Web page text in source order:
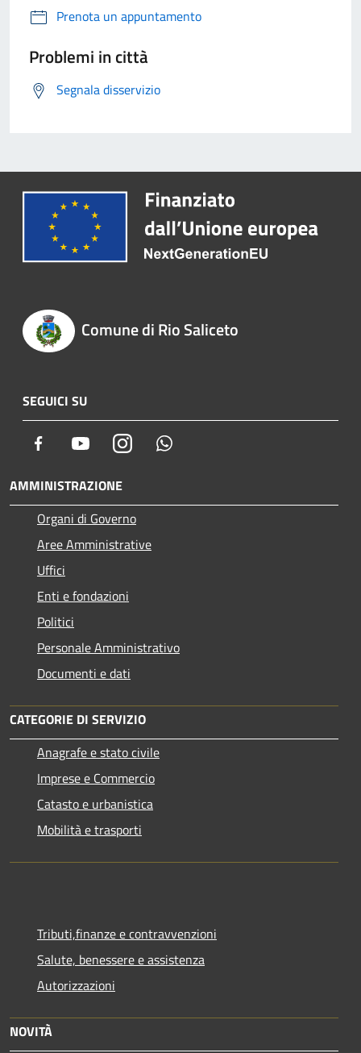
Prenota un appuntamento
Problemi in città
Segnala disservizio
Comune di Rio Saliceto
SEGUICI SU
Facebook YoutubeInstagram
AMMINISTRAZIONE
Organi di Governo
Aree Amministrative
Uffici
Enti e fondazioni
Politici
Personale Amministrativo
Documenti e dati
CATEGORIE DI SERVIZIO
Anagrafe e stato civile
Imprese e Commercio
Catasto e urbanistica
Mobilità e trasporti
Tributi,finanze e contravvenzioni
Salute, benessere e assistenza
Autorizzazioni
NOVITÀ